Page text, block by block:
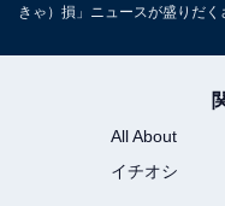
きゃ）損」ニュースが盛りだく
All About
イチオシ